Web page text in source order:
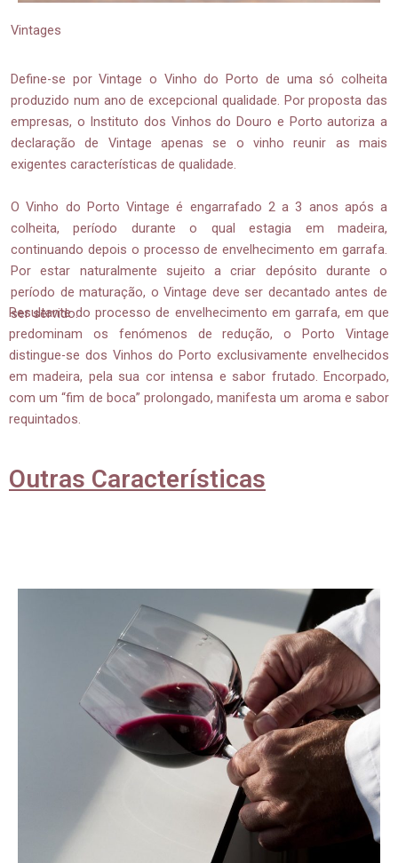
Vintages
Define-se por Vintage o Vinho do Porto de uma só colheita
produzido num ano de excepcional qualidade. Por proposta das
empresas, o Instituto dos Vinhos do Douro e Porto autoriza a
declaração de Vintage apenas se o vinho reunir as mais
exigentes características de qualidade.
O Vinho do Porto Vintage é engarrafado 2 a 3 anos após a
colheita, período durante o qual estagia em madeira,
continuando depois o processo de envelhecimento em garrafa.
Por estar naturalmente sujeito a criar depósito durante o
período de maturação, o Vintage deve ser decantado antes de
ser servido.
Resultante do processo de envelhecimento em garrafa, em que
predominam os fenómenos de redução, o Porto Vintage
distingue-se dos Vinhos do Porto exclusivamente envelhecidos
em madeira, pela sua cor intensa e sabor frutado. Encorpado,
com um “fim de boca” prolongado, manifesta um aroma e sabor
requintados.
Outras Características